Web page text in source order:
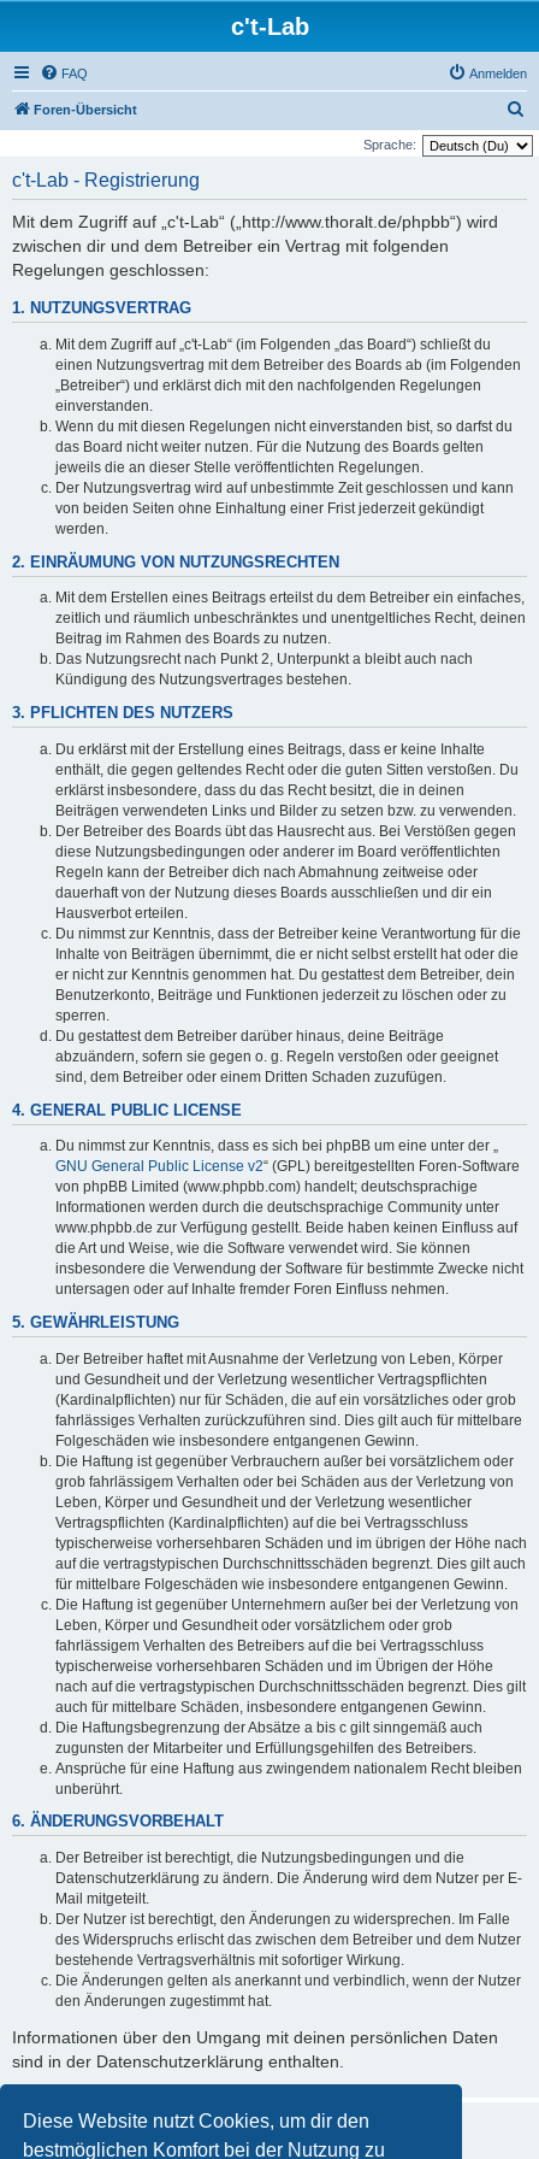
Diese Website nutzt Cookies, um dir den
bestmöglichen Komfort bei der Nutzung zu
c't-Lab
FAQ Anmelden
Foren-Übersicht
u
Sprache:
c't-Lab - Registrierung
Mit dem Zugriff auf „c't-Lab“ („http://www.thoralt.de/phpbb“) wird
zwischen dir und dem Betreiber ein Vertrag mit folgenden
Regelungen geschlossen:
1. NUTZUNGSVERTRAG
Mit dem Zugriff auf „c't-Lab“ (im Folgenden „das Board“) schließt du
einen Nutzungsvertrag mit dem Betreiber des Boards ab (im Folgenden
„Betreiber“) und erklärst dich mit den nachfolgenden Regelungen
einverstanden.
Wenn du mit diesen Regelungen nicht einverstanden bist, so darfst du
das Board nicht weiter nutzen. Für die Nutzung des Boards gelten
jeweils die an dieser Stelle veröffentlichten Regelungen.
Der Nutzungsvertrag wird auf unbestimmte Zeit geschlossen und kann
von beiden Seiten ohne Einhaltung einer Frist jederzeit gekündigt
werden.
2. EINRÄUMUNG VON NUTZUNGSRECHTEN
Mit dem Erstellen eines Beitrags erteilst du dem Betreiber ein einfaches,
zeitlich und räumlich unbeschränktes und unentgeltliches Recht, deinen
Beitrag im Rahmen des Boards zu nutzen.
Das Nutzungsrecht nach Punkt 2, Unterpunkt a bleibt auch nach
Kündigung des Nutzungsvertrages bestehen.
3. PFLICHTEN DES NUTZERS
Du erklärst mit der Erstellung eines Beitrags, dass er keine Inhalte
enthält, die gegen geltendes Recht oder die guten Sitten verstoßen. Du
erklärst insbesondere, dass du das Recht besitzt, die in deinen
Beiträgen verwendeten Links und Bilder zu setzen bzw. zu verwenden.
Der Betreiber des Boards übt das Hausrecht aus. Bei Verstößen gegen
diese Nutzungsbedingungen oder anderer im Board veröffentlichten
Regeln kann der Betreiber dich nach Abmahnung zeitweise oder
dauerhaft von der Nutzung dieses Boards ausschließen und dir ein
Hausverbot erteilen.
Du nimmst zur Kenntnis, dass der Betreiber keine Verantwortung für die
Inhalte von Beiträgen übernimmt, die er nicht selbst erstellt hat oder die
er nicht zur Kenntnis genommen hat. Du gestattest dem Betreiber, dein
Benutzerkonto, Beiträge und Funktionen jederzeit zu löschen oder zu
sperren.
Du gestattest dem Betreiber darüber hinaus, deine Beiträge
abzuändern, sofern sie gegen o. g. Regeln verstoßen oder geeignet
sind, dem Betreiber oder einem Dritten Schaden zuzufügen.
4. GENERAL PUBLIC LICENSE
Du nimmst zur Kenntnis, dass es sich bei phpBB um eine unter der „
GNU General Public License v2“ (GPL) bereitgestellten Foren-Software
von phpBB Limited (www.phpbb.com) handelt; deutschsprachige
Informationen werden durch die deutschsprachige Community unter
www.phpbb.de zur Verfügung gestellt. Beide haben keinen Einfluss auf
die Art und Weise, wie die Software verwendet wird. Sie können
insbesondere die Verwendung der Software für bestimmte Zwecke nicht
untersagen oder auf Inhalte fremder Foren Einfluss nehmen.
5. GEWÄHRLEISTUNG
Der Betreiber haftet mit Ausnahme der Verletzung von Leben, Körper
und Gesundheit und der Verletzung wesentlicher Vertragspflichten
(Kardinalpflichten) nur für Schäden, die auf ein vorsätzliches oder grob
fahrlässiges Verhalten zurückzuführen sind. Dies gilt auch für mittelbare
Folgeschäden wie insbesondere entgangenen Gewinn.
Die Haftung ist gegenüber Verbrauchern außer bei vorsätzlichem oder
grob fahrlässigem Verhalten oder bei Schäden aus der Verletzung von
Leben, Körper und Gesundheit und der Verletzung wesentlicher
Vertragspflichten (Kardinalpflichten) auf die bei Vertragsschluss
typischerweise vorhersehbaren Schäden und im übrigen der Höhe nach
auf die vertragstypischen Durchschnittsschäden begrenzt. Dies gilt auch
für mittelbare Folgeschäden wie insbesondere entgangenen Gewinn.
Die Haftung ist gegenüber Unternehmern außer bei der Verletzung von
Leben, Körper und Gesundheit oder vorsätzlichem oder grob
fahrlässigem Verhalten des Betreibers auf die bei Vertragsschluss
typischerweise vorhersehbaren Schäden und im Übrigen der Höhe
nach auf die vertragstypischen Durchschnittsschäden begrenzt. Dies gilt
auch für mittelbare Schäden, insbesondere entgangenen Gewinn.
Die Haftungsbegrenzung der Absätze a bis c gilt sinngemäß auch
zugunsten der Mitarbeiter und Erfüllungsgehilfen des Betreibers.
Ansprüche für eine Haftung aus zwingendem nationalem Recht bleiben
unberührt.
6. ÄNDERUNGSVORBEHALT
Der Betreiber ist berechtigt, die Nutzungsbedingungen und die
Datenschutzerklärung zu ändern. Die Änderung wird dem Nutzer per E-
Mail mitgeteilt.
Der Nutzer ist berechtigt, den Änderungen zu widersprechen. Im Falle
des Widerspruchs erlischt das zwischen dem Betreiber und dem Nutzer
bestehende Vertragsverhältnis mit sofortiger Wirkung.
Die Änderungen gelten als anerkannt und verbindlich, wenn der Nutzer
den Änderungen zugestimmt hat.
Informationen über den Umgang mit deinen persönlichen Daten
sind in der Datenschutzerklärung enthalten.